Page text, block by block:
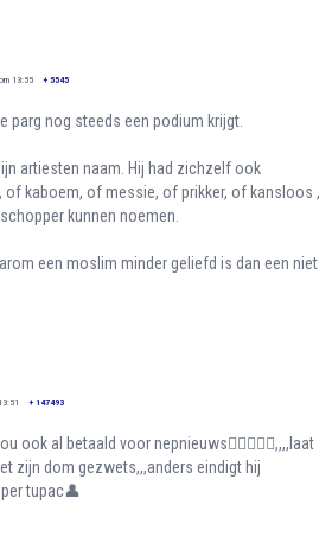
13:55 + 5545
parg nog steeds een podium krijgt.
artiesten naam. Hij had zichzelf ook
kaboem, of messie, of prikker, of kansloos ,
kunnen noemen.
een moslim minder geliefd is dan een niet
+ 147493
ook al betaald voor nepnieuws😮‍💨🤦🏻‍♀️,,,,laat
zijn dom gezwets,,,anders eindigt hij
tupac👤